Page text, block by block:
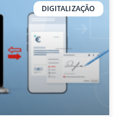
DIGITALIZAÇÃO